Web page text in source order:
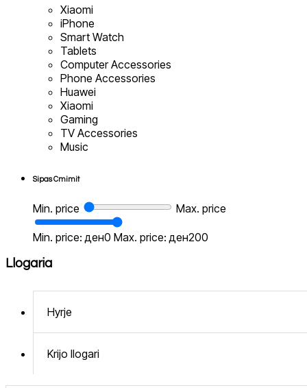
Xiaomi
iPhone
Smart Watch
Tablets
Computer Accessories
Phone Accessories
Huawei
Xiaomi
Gaming
TV Accessories
Music
Sipas Cmimit
Min. price Max. price
Min. price: ден0 Max. price: ден200
Llogaria
Hyrje
Krijo llogari